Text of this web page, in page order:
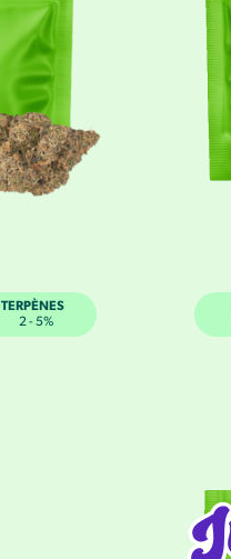
TERPÈNES
2 - 5%